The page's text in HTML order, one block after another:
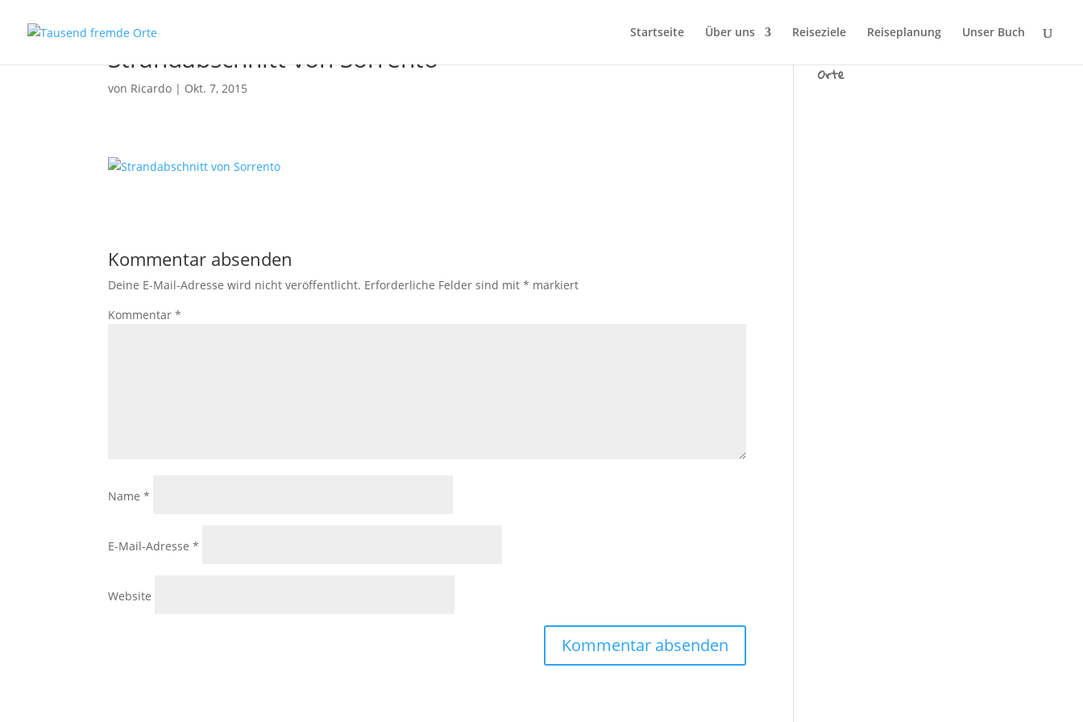
Startseite Über uns Reiseziele Reiseplanung Unser Buch
Strandabschnitt von Sorrento
von Ricardo | Okt. 7, 2015
Kommentar absenden
Deine E-Mail-Adresse wird nicht veröffentlicht. Erforderliche Felder sind mit* markiert
Kommentar*
Name*
E-Mail-Adresse*
Website
Orte